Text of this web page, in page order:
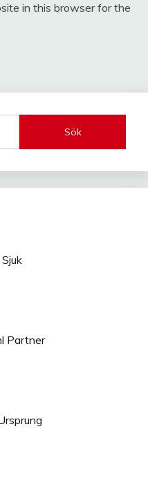
in this browser for the
Sök
Partner